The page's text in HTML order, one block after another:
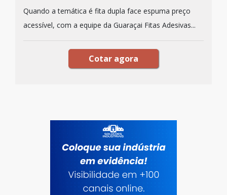
Quando a temática é fita dupla face espuma preço
acessível, com a equipe da Guaraçai Fitas Adesivas...
Cotar agora